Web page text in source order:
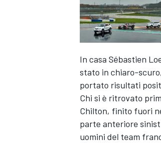
MONOPOSTO
In casa Sébastien
stato in chiaro-
portato risultati
Chi si è ritrovato
Chilton, finito fuori
parte anteriore
uomini del team